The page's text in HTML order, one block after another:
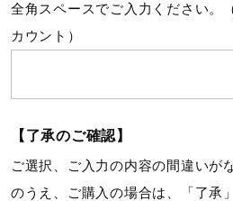
サポート
取扱店一覧
全角スペースでご入力ください。
カウント）
【了承のご確認】
ご選択、ご入力の内容の間違いが
のうえ、ご購入の場合は、「了承